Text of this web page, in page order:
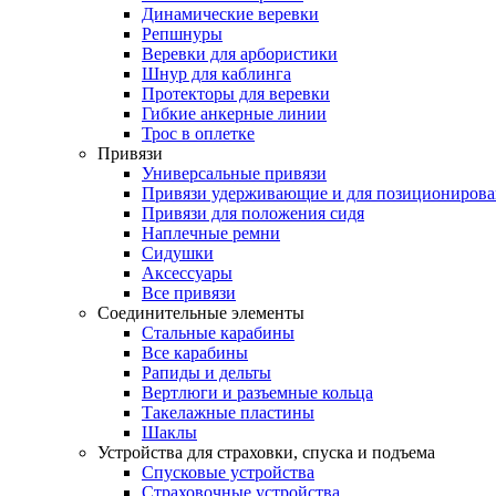
Динамические веревки
Репшнуры
Веревки для арбористики
Шнур для каблинга
Протекторы для веревки
Гибкие анкерные линии
Трос в оплетке
Привязи
Универсальные привязи
Привязи удерживающие и для
Привязи для положения сидя
Наплечные ремни
Сидушки
Аксессуары
Все привязи
Соединительные элементы
Стальные карабины
Все карабины
Рапиды и дельты
Вертлюги и разъемные кольца
Такелажные пластины
Шаклы
Устройства для страховки, спуска и подъема
Спусковые устройства
Страховочные устройства